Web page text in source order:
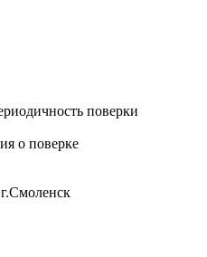
поверки
о поверке